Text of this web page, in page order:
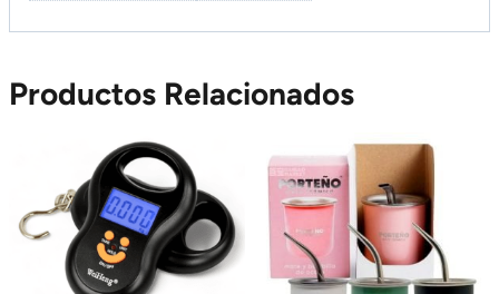
Productos Relacionados